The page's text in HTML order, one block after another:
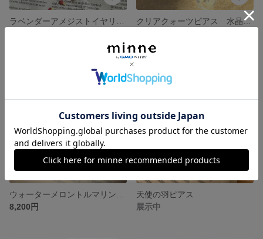
クリアクォーツピアス 水晶ピアス
残り1点
8,200円
天使の羽ピアス
展示中